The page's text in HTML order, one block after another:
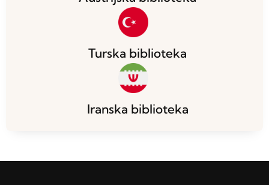
Turska biblioteka
Iranska biblioteka